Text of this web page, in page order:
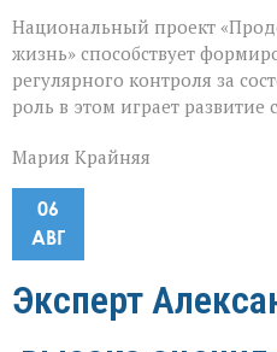
Национальный проект
жизнь» способствует
регулярного контроля за
роль в этом играет
Мария Крайняя
06
АВГ
Эксперт